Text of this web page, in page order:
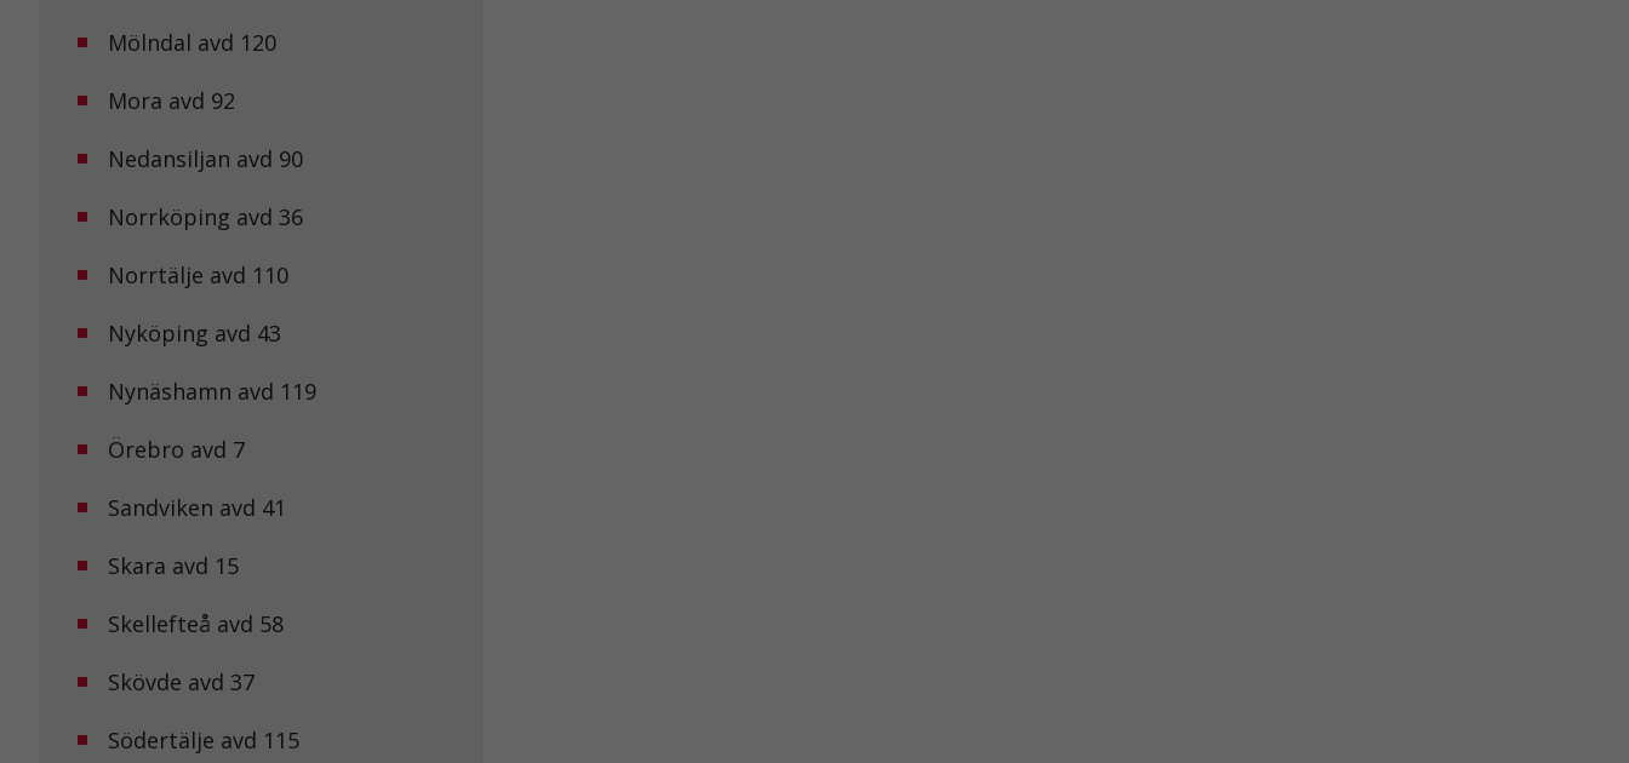
Mölndal avd 120
Mora avd 92
Nedansiljan avd 90
Norrköping avd 36
Norrtälje avd 110
Nyköping avd 43
Nynäshamn avd 119
Örebro avd 7
Sandviken avd 41
Skara avd 15
Skellefteå avd 58
Skövde avd 37
Södertälje avd 115